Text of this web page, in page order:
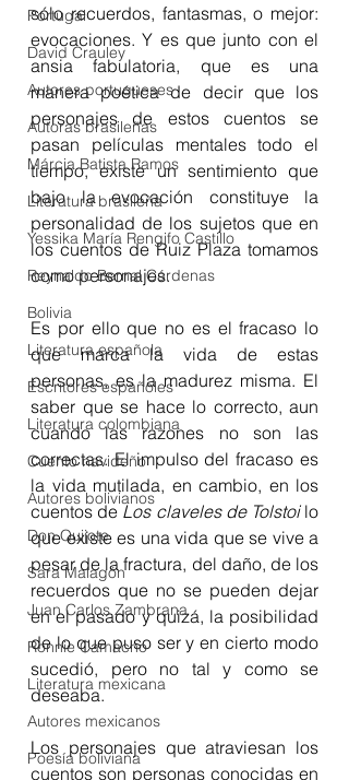
Portugal
David Crauley
Autores portugueses
Autoras brasileñas
Márcia Batista Ramos
Literatura brasileña
Yessika María Rengifo Castillo
Reynaldo Bernal Cárdenas
Bolivia
Literatura española
Escritores españoles
Literatura colombiana
Cuento navideño
Autores bolivianos
Don Quijote
Sara Malagón
Juan Carlos Zambrana
Ronnie Camacho
Literatura mexicana
Autores mexicanos
Poesía boliviana
sólo recuerdos, fantasmas, o mejor:
evocaciones. Y es que junto con el
ansia fabulatoria, que es una
manera poética de decir que los
personajes de estos cuentos se
pasan películas mentales todo el
tiempo, existe un sentimiento que
bajo la evocación constituye la
personalidad de los sujetos que en
los cuentos de Ruiz Plaza tomamos
como personajes.
Es por ello que no es el fracaso lo
que marca la vida de estas
personas, es la madurez misma. El
saber que se hace lo correcto, aun
cuando las razones no son las
correctas. El impulso del fracaso es
la vida mutilada, en cambio, en los
cuentos de Los claveles de Tolstoi lo
que existe es una vida que se vive a
pesar de la fractura, del daño, de los
recuerdos que no se pueden dejar
en el pasado y quizá, la posibilidad
de lo que puso ser y en cierto modo
sucedió, pero no tal y como se
deseaba.
Los personajes que atraviesan los
cuentos son personas conocidas en